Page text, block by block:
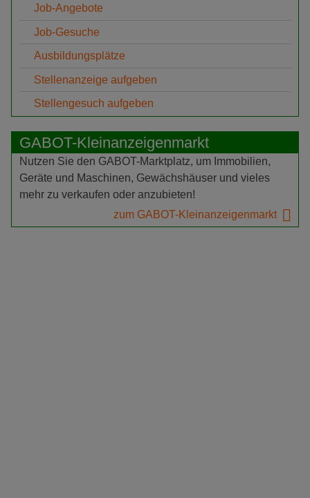
Job-Angebote
Job-Gesuche
Ausbildungsplätze
Stellenanzeige aufgeben
Stellengesuch aufgeben
GABOT-Kleinanzeigenmarkt
Nutzen Sie den GABOT-Marktplatz, um Immobilien,
Geräte und Maschinen, Gewächshäuser und vieles
mehr zu verkaufen oder anzubieten!
zum GABOT-Kleinanzeigenmarkt